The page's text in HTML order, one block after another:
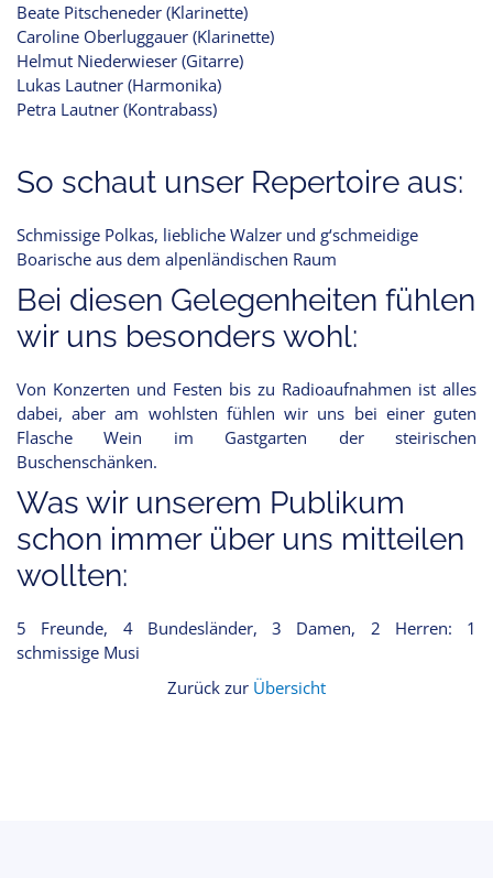
Beate Pitscheneder (Klarinette)
Caroline Oberluggauer (Klarinette)
Helmut Niederwieser (Gitarre)
Lukas Lautner (Harmonika)
Petra Lautner (Kontrabass)
So schaut unser Repertoire aus:
Schmissige Polkas, liebliche Walzer und g‘schmeidige
Boarische aus dem alpenländischen Raum
Bei diesen Gelegenheiten fühlen
wir uns besonders wohl:
Von Konzerten und Festen bis zu Radioaufnahmen ist alles
dabei, aber am wohlsten fühlen wir uns bei einer guten
Flasche Wein im Gastgarten der steirischen
Buschenschänken.
Was wir unserem Publikum
schon immer über uns mitteilen
wollten:
5 Freunde, 4 Bundesländer, 3 Damen, 2 Herren: 1
schmissige Musi
Zurück zur Übersicht